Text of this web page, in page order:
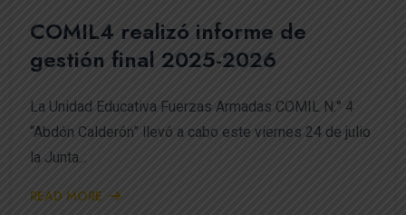
COMIL4 realizó informe de
gestión final 2025-2026
La Unidad Educativa Fuerzas Armadas COMIL N.° 4
“Abdón Calderón” llevó a cabo este viernes 24 de julio
la Junta...
READ MORE